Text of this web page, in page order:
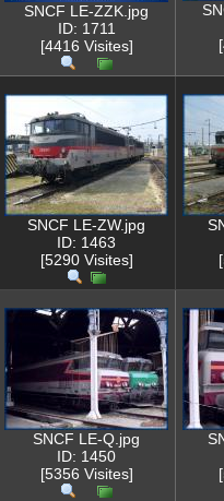
SNCF LE-ZZK.jpg
ID: 1711
[4416 Visites]
SNCF LE-ZW.jpg
ID: 1463
[5290 Visites]
SNCF LE-Q.jpg
ID: 1450
[5356 Visites]